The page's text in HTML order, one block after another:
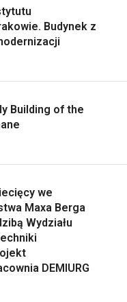
Budynek z
Building of the
we
Maxa Berga
Wydziału
DEMIURG